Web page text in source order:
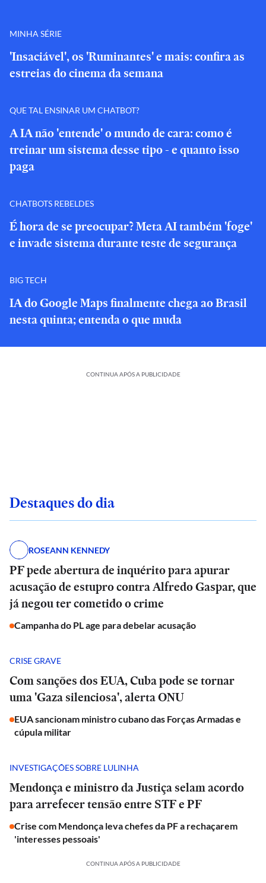
MINHA SÉRIE
'Insaciável', os 'Ruminantes' e mais: confira as
estreias do cinema da semana
QUE TAL ENSINAR UM CHATBOT?
A IA não 'entende' o mundo de cara: como é
treinar um sistema desse tipo - e quanto isso
paga
CHATBOTS REBELDES
É hora de se preocupar? Meta AI também 'foge'
e invade sistema durante teste de segurança
BIG TECH
IA do Google Maps finalmente chega ao Brasil
nesta quinta; entenda o que muda
CONTINUA APÓS A PUBLICIDADE
Destaques do dia
ROSEANN KENNEDY
PF pede abertura de inquérito para apurar
acusação de estupro contra Alfredo Gaspar, que
já negou ter cometido o crime
Campanha do PL age para debelar acusação
CRISE GRAVE
Com sanções dos EUA, Cuba pode se tornar
uma 'Gaza silenciosa', alerta ONU
EUA sancionam ministro cubano das Forças Armadas e
cúpula militar
INVESTIGAÇÕES SOBRE LULINHA
Mendonça e ministro da Justiça selam acordo
para arrefecer tensão entre STF e PF
Crise com Mendonça leva chefes da PF a rechaçarem
'interesses pessoais'
CONTINUA APÓS A PUBLICIDADE